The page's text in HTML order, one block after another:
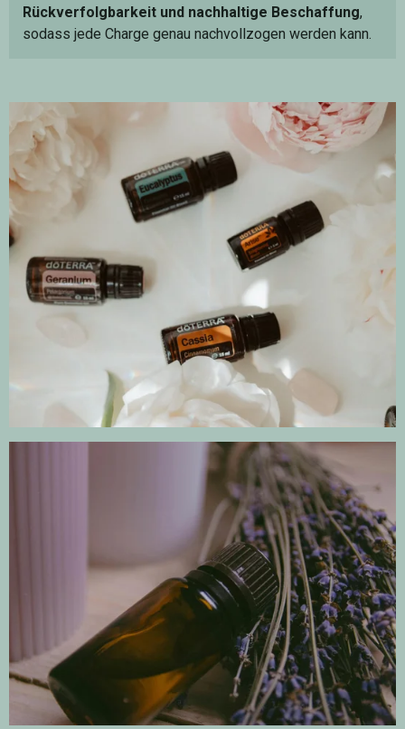
Rückverfolgbarkeit und nachhaltige Beschaffung,
sodass jede Charge genau nachvollzogen werden kann.